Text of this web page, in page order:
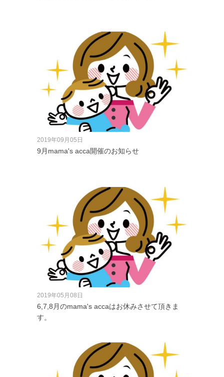
2019年09月05日
9月mama's acca開催のお知らせ
2019年05月08日
6,7,8月のmama's accaはお休みさせて頂きま
す。